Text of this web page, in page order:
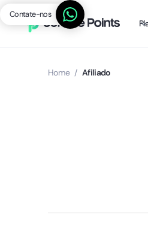
Contate-nos
Home / Afiliado